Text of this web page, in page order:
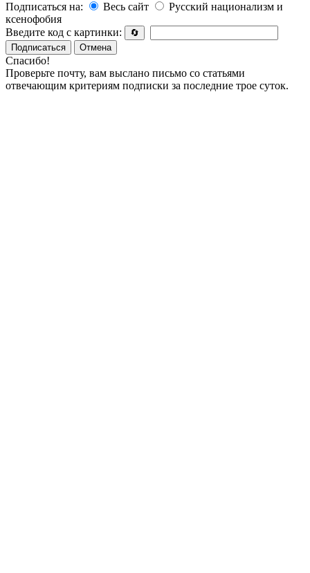
Подписаться на:
Весь сайт
Русский национализм и
ксенофобия
Введите код с картинки:
🔄
Подписаться
Отмена
Спасибо!
Проверьте почту, вам выслано письмо со статьями
отвечающим критериям подписки за последние трое суток.